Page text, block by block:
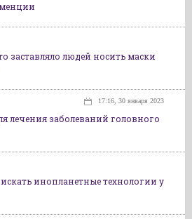
заставляло людей носить маски
17:16, 30 января 2023
лечения заболеваний головного
инопланетные технологии у